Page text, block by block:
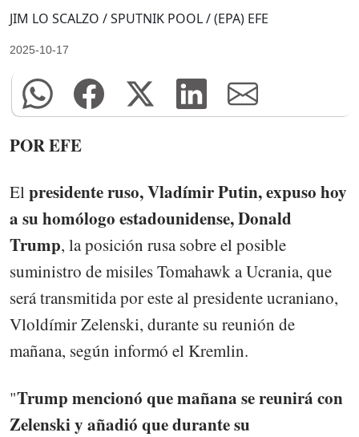
JIM LO SCALZO / SPUTNIK POOL / (EPA) EFE
2025-10-17
POR EFE
Elpresidente ruso, Vladímir Putin, expuso hoy
a su homólogo estadounidense, Donald
Trump, la posición rusa sobre el posible
suministro de misiles Tomahawk a Ucrania, que
será transmitida por este al presidente ucraniano,
Vloldímir Zelenski, durante su reunión de
mañana, según informó el Kremlin.
"Trump mencionó que mañana se reunirá con
Zelenski y añadió que durante su